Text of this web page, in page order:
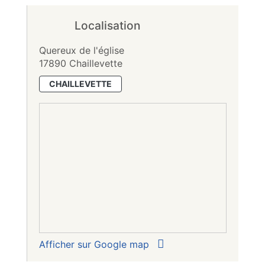
Localisation
Quereux de l'église
17890 Chaillevette
CHAILLEVETTE
Afficher sur Google map